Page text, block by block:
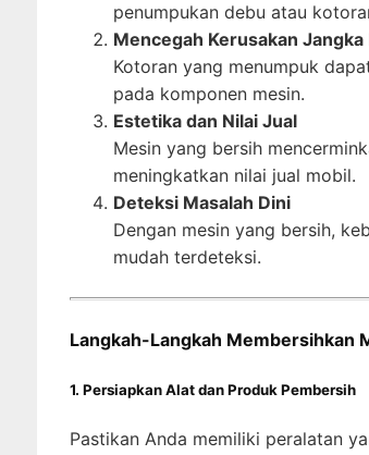
penumpukan debu atau
Mencegah Kerusakan Jangka
Kotoran yang menumpuk
pada komponen mesin.
Estetika dan Nilai Jual
Mesin yang bersih
meningkatkan nilai jual mobil.
Deteksi Masalah Dini
Dengan mesin yang bersih,
mudah terdeteksi.
Langkah-Langkah Membersihkan
1. Persiapkan Alat dan Produk Pembersih
Pastikan Anda memiliki peralatan